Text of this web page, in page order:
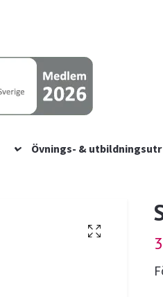
Övnings- & utbildningsutr